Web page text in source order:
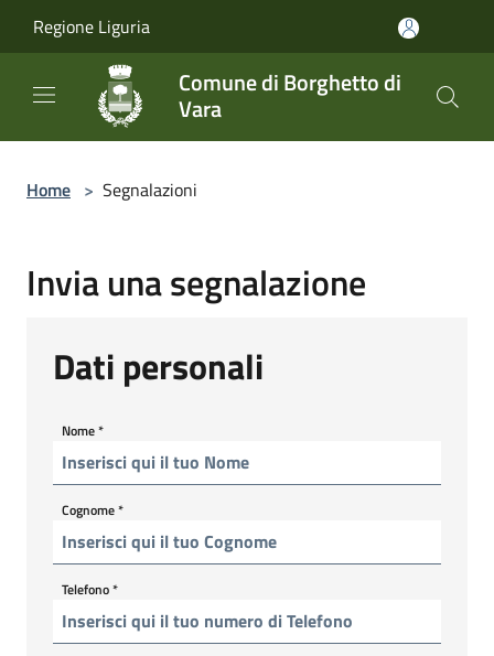
Regione Liguria
Comune di Borghetto di
Vara
Home > Segnalazioni
Invia una segnalazione
Dati personali
Nome*
Cognome*
Telefono*